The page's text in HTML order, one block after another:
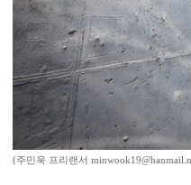
(주민욱 프리랜서